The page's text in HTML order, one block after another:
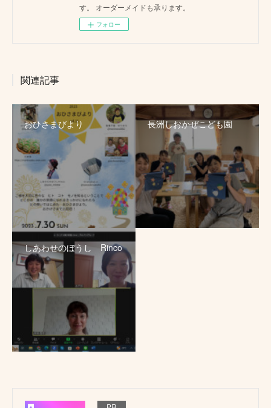
す。 オーダーメイドも承ります。
フォロー
関連記事
おひさまびより 長洲しおかぜこども園
しあわせのぼうし Rinco